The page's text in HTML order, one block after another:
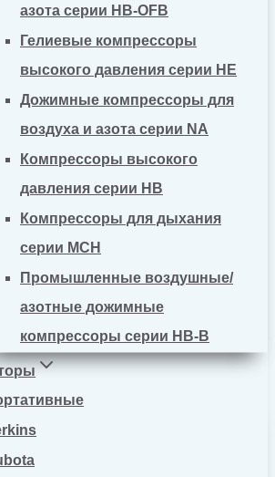
азота серии HB-OFB
Гелиевые компрессоры
высокого давления серии HE
Дожимные компрессоры для
воздуха и азота серии NA
Компрессоры высокого
давления серии HB
Компрессоры для дыхания
серии MCH
Промышленные воздушные/
азотные дожимные
компрессоры серии HB-B